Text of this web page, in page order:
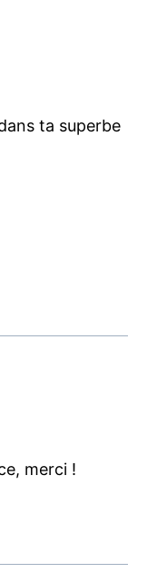
ta superbe
merci !